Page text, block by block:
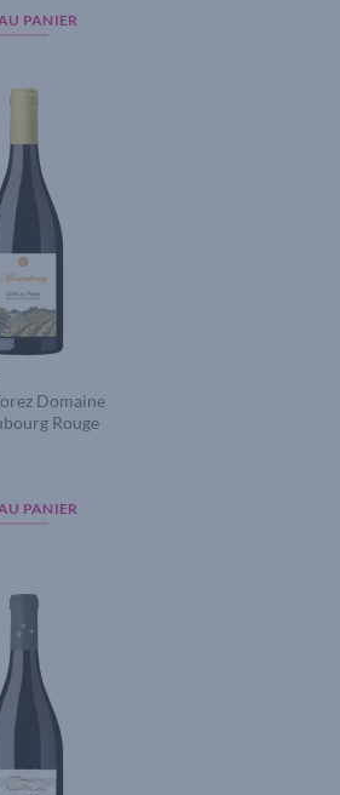
PANIER
Domaine
Rouge
PANIER